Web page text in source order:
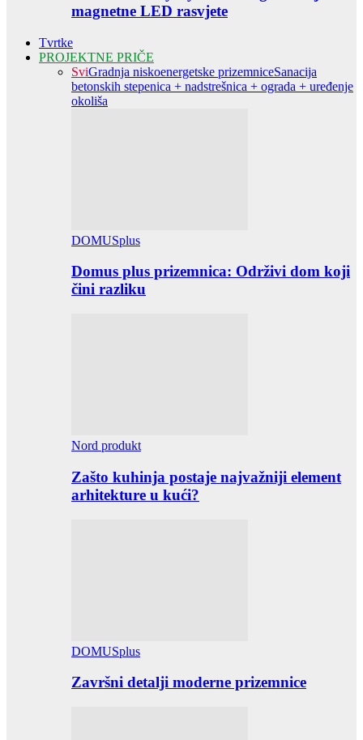
magnetne LED rasvjete
Tvrtke
PROJEKTNE PRIČE
SviGradnja niskoenergetske prizemniceSanacija
betonskih stepenica + nadstrešnica + ograda + uređenje
okoliša
DOMUSplus
Domus plus prizemnica: Održivi dom koji
čini razliku
Nord produkt
Zašto kuhinja postaje najvažniji element
arhitekture u kući?
DOMUSplus
Završni detalji moderne prizemnice